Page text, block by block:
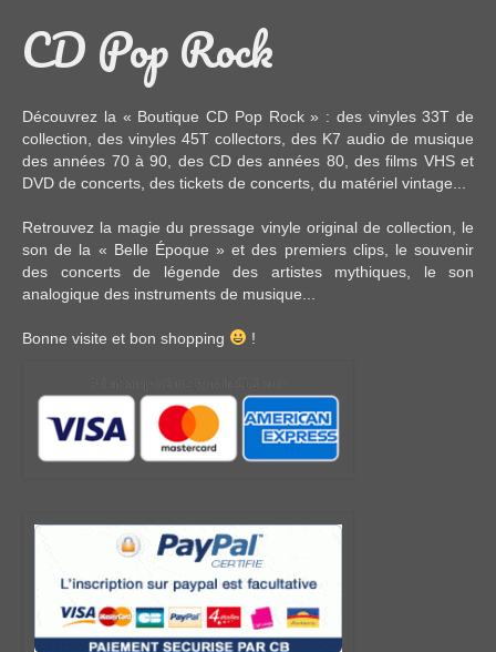
CD Pop Rock
Découvrez la « Boutique CD Pop Rock » : des vinyles 33T de
collection, des vinyles 45T collectors, des K7 audio de musique
des années 70 à 90, des CDdes années 80, desfilms VHS et
DVD de concerts, des tickets de concerts , du matériel vintage
Retrouvez la magie du pressage vinyle original de collection, le
son de la « Belle Époque » et des premiers clips, le souvenir
des concerts de légende des artistes mythiques, le son
analogique des instruments de musique...
Bonne visite et bon shopping !